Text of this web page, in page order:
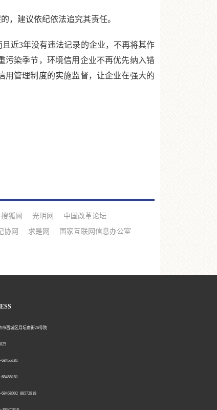
建议依纪依法追究其责任。
近3年没有违法记录的企业，不再将其作
污染季节，环境信用企业不再优先纳入错
用管理制度的实施监督，让企业在强大的
搜狐网 光明网
中国改革论坛
协网 求是网
国家互联网信息办公室
城区月坛南街26号院
88572818